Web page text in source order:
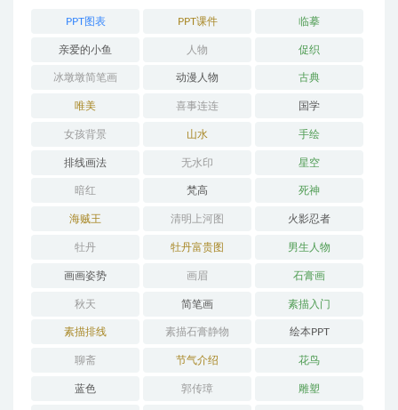
PPT图表 PPT课件 临摹
亲爱的小鱼 人物 促织
冰墩墩简笔画 动漫人物 古典
唯美 喜事连连 国学
女孩背景 山水 手绘
排线画法 无水印 星空
暗红 梵高 死神
海贼王 清明上河图 火影忍者
牡丹 牡丹富贵图 男生人物
画画姿势 画眉 石膏画
秋天 简笔画 素描入门
素描排线 素描石膏静物 绘本PPT
聊斋 节气介绍 花鸟
蓝色 郭传璋 雕塑